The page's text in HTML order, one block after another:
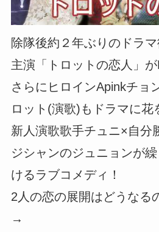
除隊後約２年ぶりのドラ
主演「トロットの恋人」
さらにヒロインApinkチョ
ロット(演歌)もドラマに花
新人演歌歌手チュニ×自分
ジシャンのジュニョンが
けるラブコメディ！
2人の恋の展開はどうなる
→